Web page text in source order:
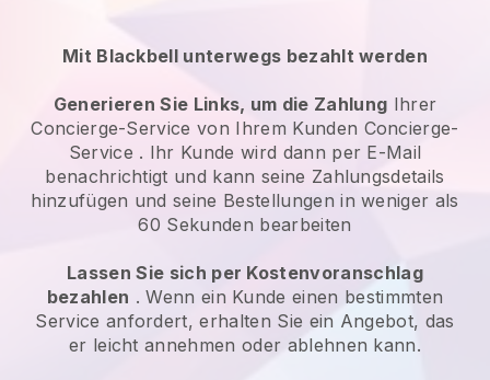
Mit Blackbell unterwegs bezahlt werden
Generieren Sie Links, um die Zahlung Ihrer
Concierge-Service von Ihrem Kunden Concierge-
Service . Ihr Kunde wird dann per E-Mail
benachrichtigt und kann seine Zahlungsdetails
hinzufügen und seine Bestellungen in weniger als
60 Sekunden bearbeiten
Lassen Sie sich per Kostenvoranschlag
bezahlen . Wenn ein Kunde einen bestimmten
Service anfordert, erhalten Sie ein Angebot, das
er leicht annehmen oder ablehnen kann.